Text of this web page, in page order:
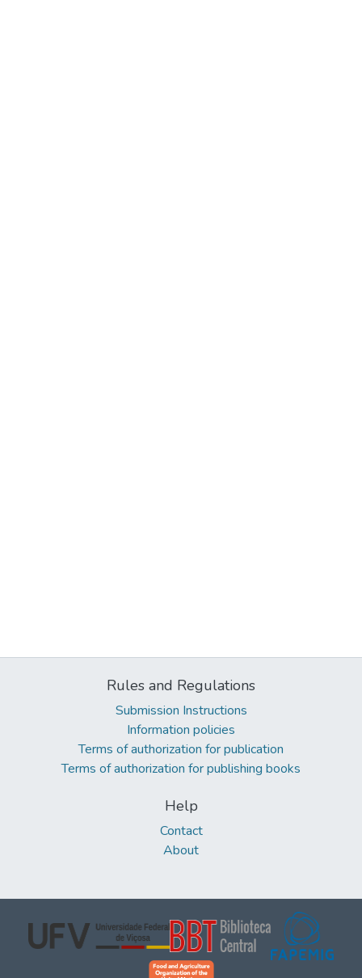
Rules and Regulations
Submission Instructions
Information policies
Terms of authorization for publication
Terms of authorization for publishing books
Help
Contact
About